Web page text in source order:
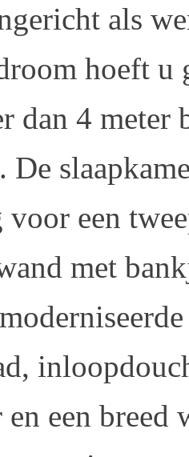
als
hoeft u
dan 4 meter
De
een
met
een breed